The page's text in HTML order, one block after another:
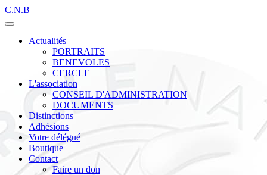
C.N.B
Actualités
PORTRAITS
BENEVOLES
CERCLE
L'association
CONSEIL D'ADMINISTRATION
DOCUMENTS
Distinctions
Adhésions
Votre délégué
Boutique
Contact
Faire un don